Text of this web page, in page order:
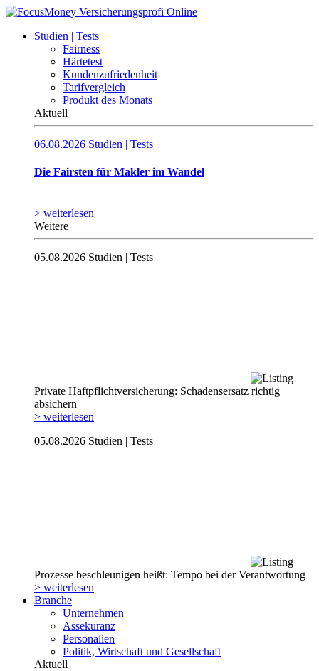
Studien | Tests
Fairness
Härtetest
Kundenzufriedenheit
Tarifvergleich
Produkt des Monats
Aktuell
06.08.2026 Studien | Tests
Die Fairsten für Makler im Wandel
> weiterlesen
Weitere
05.08.2026 Studien | Tests
Private Haftpflicht­versicherung: Schadensersatz richtig
absichern
> weiterlesen
05.08.2026 Studien | Tests
Prozesse beschleunigen heißt: Tempo bei der Verantwortung
> weiterlesen
Branche
Unternehmen
Assekuranz
Personalien
Politik, Wirtschaft und Gesellschaft
Aktuell